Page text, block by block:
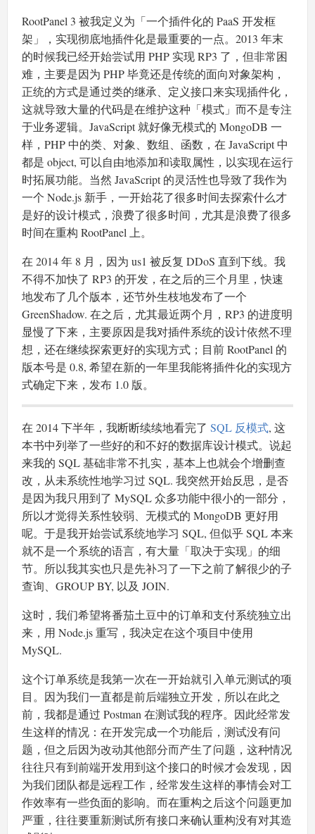
RootPanel 3 被我定义为「一个插件化的 PaaS 开发框
架」，实现彻底地插件化是最重要的一点。2013 年末
的时候我已经开始尝试用 PHP 实现 RP3 了，但非常困
难，主要是因为 PHP 毕竟还是传统的面向对象架构，
正统的方式是通过类的继承、定义接口来实现插件化，
这就导致大量的代码是在维护这种「模式」而不是专注
于业务逻辑。JavaScript 就好像无模式的 MongoDB 一
样，PHP 中的类、对象、数组、函数，在 JavaScript 中
都是 object, 可以自由地添加和读取属性，以实现在运行
时拓展功能。当然 JavaScript 的灵活性也导致了我作为
一个 Node.js 新手，一开始花了很多时间去探索什么才
是好的设计模式，浪费了很多时间，尤其是浪费了很多
时间在重构 RootPanel 上。
在 2014 年 8 月，因为 us1 被反复 DDoS 直到下线。我
不得不加快了 RP3 的开发，在之后的三个月里，快速
地发布了几个版本，还节外生枝地发布了一个
GreenShadow. 在之后，尤其最近两个月，RP3 的进度明
显慢了下来，主要原因是我对插件系统的设计依然不理
想，还在继续探索更好的实现方式；目前 RootPanel 的
版本号是 0.8, 希望在新的一年里我能将插件化的实现方
式确定下来，发布 1.0 版。
在 2014 下半年，我断断续续地看完了 SQL 反模式, 这
本书中列举了一些好的和不好的数据库设计模式。说起
来我的 SQL 基础非常不扎实，基本上也就会个增删查
改，从未系统性地学习过 SQL. 我突然开始反思，是否
是因为我只用到了 MySQL 众多功能中很小的一部分，
所以才觉得关系性较弱、无模式的 MongoDB 更好用
呢。于是我开始尝试系统地学习 SQL, 但似乎 SQL 本来
就不是一个系统的语言，有大量「取决于实现」的细
节。所以我其实也只是先补习了一下之前了解很少的子
查询、GROUP BY, 以及 JOIN.
这时，我们希望将番茄土豆中的订单和支付系统独立出
来，用 Node.js 重写，我决定在这个项目中使用
MySQL.
这个订单系统是我第一次在一开始就引入单元测试的项
目。因为我们一直都是前后端独立开发，所以在此之
前，我都是通过 Postman 在测试我的程序。因此经常发
生这样的情况：在开发完成一个功能后，测试没有问
题，但之后因为改动其他部分而产生了问题，这种情况
往往只有到前端开发用到这个接口的时候才会发现，因
为我们团队都是远程工作，经常发生这样的事情会对工
作效率有一些负面的影响。而在重构之后这个问题更加
严重，往往要重新测试所有接口来确认重构没有对其造